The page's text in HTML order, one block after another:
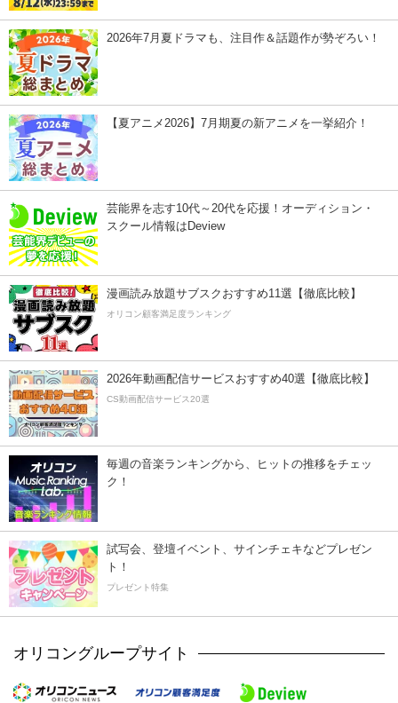
2026年7月夏ドラマも、注目作＆話題作が勢ぞろい！
【夏アニメ2026】7月期夏の新アニメを一挙紹介！
芸能界を志す10代～20代を応援！オーディション・
スクール情報はDeview
漫画読み放題サブスクおすすめ11選【徹底比較】
オリコン顧客満足度ランキング
2026年動画配信サービスおすすめ40選【徹底比較】
CS動画配信サービス20選
毎週の音楽ランキングから、ヒットの推移をチェッ
ク！
試写会、登壇イベント、サインチェキなどプレゼン
ト！
プレゼント特集
オリコングループサイト